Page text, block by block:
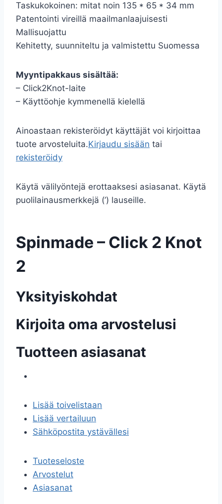
Taskukokoinen: mitat noin 135 * 65 * 34 mm
Patentointi vireillä maailmanlaajuisesti
Mallisuojattu
Kehitetty, suunniteltu ja valmistettu Suomessa
Myyntipakkaus sisältää:
– Click2Knot-laite
– Käyttöohje kymmenellä kielellä
Ainoastaan rekisteröidyt käyttäjät voi kirjoittaa
tuote arvosteluita.Kirjaudu sisään tai
rekisteröidy
Käytä välilyöntejä erottaaksesi asiasanat. Käytä
puolilainausmerkkejä (’) lauseille.
Spinmade – Click 2 Knot
2
Yksityiskohdat
Kirjoita oma arvostelusi
Tuotteen asiasanat
Lisää toivelistaan
Lisää vertailuun
Sähköpostita ystävällesi
Tuoteseloste
Arvostelut
Asiasanat